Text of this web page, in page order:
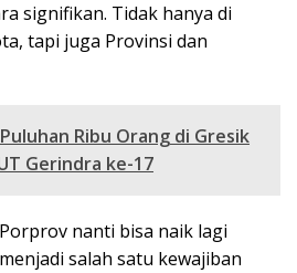
signifikan. Tidak hanya di
tapi juga Provinsi dan
Ribu Orang di Gresik
Gerindra ke-17
nanti bisa naik lagi
salah satu kewajiban